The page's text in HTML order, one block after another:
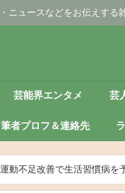
ニュースなどをお伝えする
芸能界エンタメ 芸
筆者プロフ＆連絡先
動不足改善で生活習慣病を